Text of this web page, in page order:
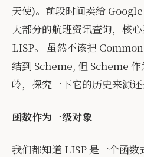
天使)。前段时间卖给
大部分的航班资讯查询，核
LISP。 虽然不该把
结到 Scheme, 但 Scheme
岭，探究一下它的历史来源还
函数作为一级对象
我们都知道 LISP 是一个函